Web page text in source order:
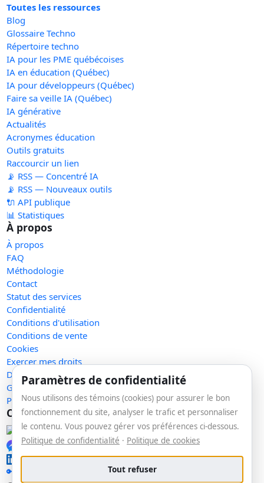
Toutes les ressources
Blog
Glossaire Techno
Répertoire techno
IA pour les PME québécoises
IA en éducation (Québec)
IA pour développeurs (Québec)
Faire sa veille IA (Québec)
IA générative
Actualités
Acronymes éducation
Outils gratuits
Raccourcir un lien
📡 RSS — Concentré IA
📡 RSS — Nouveaux outils
🔌 API publique
📊 Statistiques
À propos
À propos
FAQ
Méthodologie
Contact
Statut des services
Confidentialité
Conditions d'utilisation
Conditions de vente
Cookies
Exercer mes droits
Demande de retrait
Gérer les témoins
Plan du site
Communauté
Facebook
Messenger
LinkedIn
🔑 Se connecter
Paramètres de confidentialité
Nous utilisons des témoins (cookies) pour assurer le bon
fonctionnement du site, analyser le trafic et personnaliser
le contenu. Vous pouvez gérer vos préférences ci-dessous.
Politique de confidentialité · Politique de cookies
Tout refuser